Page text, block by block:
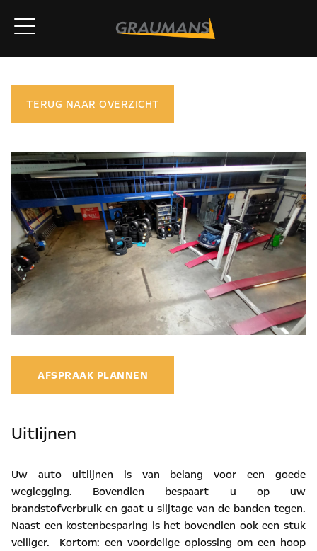
TERUG NAAR OVERZICHT
AFSPRAAK PLANNEN
Uitlijnen
Uw auto uitlijnen is van belang voor een goede
weglegging. Bovendien bespaart u op uw
brandstofverbruik en gaat u slijtage van de banden tegen.
Naast een kostenbesparing is het bovendien ook een stuk
veiliger. Kortom: een voordelige oplossing om een hoop